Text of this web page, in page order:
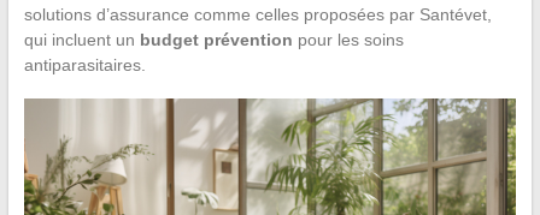
solutions d’assurance comme celles proposées par Santévet,
qui incluent un budget prévention pour les soins
antiparasitaires.